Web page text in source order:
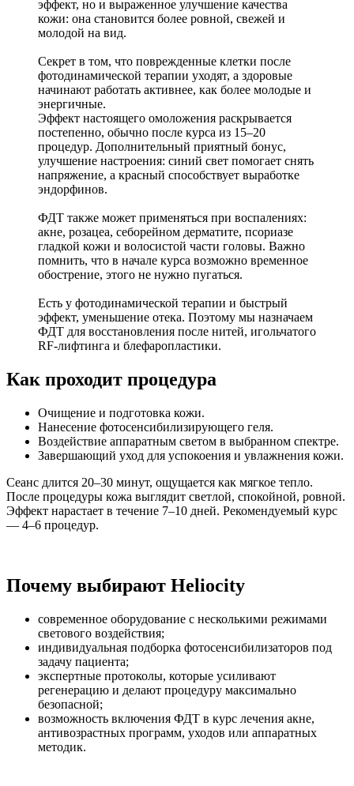
эффект, но и выраженное улучшение качества
кожи: она становится более ровной, свежей и
молодой на вид.
Секрет в том, что поврежденные клетки после
фотодинамической терапии уходят, а здоровые
начинают работать активнее, как более молодые и
энергичные.
Эффект настоящего омоложения раскрывается
постепенно, обычно после курса из 15–20
процедур. Дополнительный приятный бонус,
улучшение настроения: синий свет помогает снять
напряжение, а красный способствует выработке
эндорфинов.
ФДТ также может применяться при воспалениях:
акне, розацеа, себорейном дерматите, псориазе
гладкой кожи и волосистой части головы. Важно
помнить, что в начале курса возможно временное
обострение, этого не нужно пугаться.
Есть у фотодинамической терапии и быстрый
эффект, уменьшение отека. Поэтому мы назначаем
ФДТ для восстановления после нитей, игольчатого
RF-лифтинга и блефаропластики.
Как проходит процедура
Очищение и подготовка кожи.
Нанесение фотосенсибилизирующего геля.
Воздействие аппаратным светом в выбранном спектре.
Завершающий уход для успокоения и увлажнения кожи.
Сеанс длится 20–30 минут, ощущается как мягкое тепло.
После процедуры кожа выглядит светлой, спокойной, ровной.
Эффект нарастает в течение 7–10 дней. Рекомендуемый курс
— 4–6 процедур.
Почему выбирают Heliocity
современное оборудование с несколькими режимами
светового воздействия;
индивидуальная подборка фотосенсибилизаторов под
задачу пациента;
экспертные протоколы, которые усиливают
регенерацию и делают процедуру максимально
безопасной;
возможность включения ФДТ в курс лечения акне,
антивозрастных программ, уходов или аппаратных
методик.